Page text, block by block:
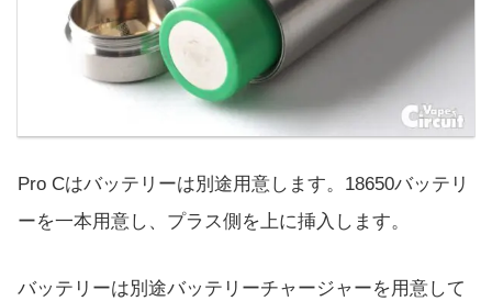
Pro Cはバッテリーは別途用意します。18650バッテリ
ーを一本用意し、プラス側を上に挿入します。
バッテリーは別途バッテリーチャージャーを用意して